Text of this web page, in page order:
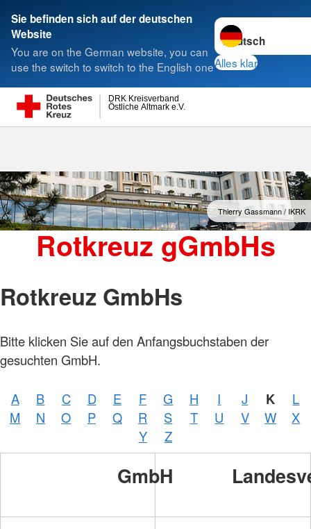
Sie befinden sich auf der deutschen
Website
You are on the German website, you can
use the switch to switch to the English one
Sprache wechseln
Alles klar
Östliche Altmark e.V.
DRK Kreisverband
Suche
Rotkreuz gGmbHs
Thierry Gassmann / IKRK
Rotkreuz gGmbHs
Rotkreuz GmbHs
Bitte klicken Sie auf den Anfangsbuchstaben der
gesuchten GmbH.
A B C D E F G H I J K
L
M
N O P Q R S T U V W
X
Y
Z
GmbH